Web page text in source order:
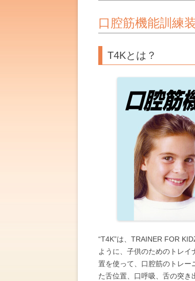
口腔筋機能訓練
T4Kとは？
“T4K”は、TRAINER FOR
ように、子供のためのトレ
置を使って、口腔筋のトレー
た舌位置、口呼吸、舌の突